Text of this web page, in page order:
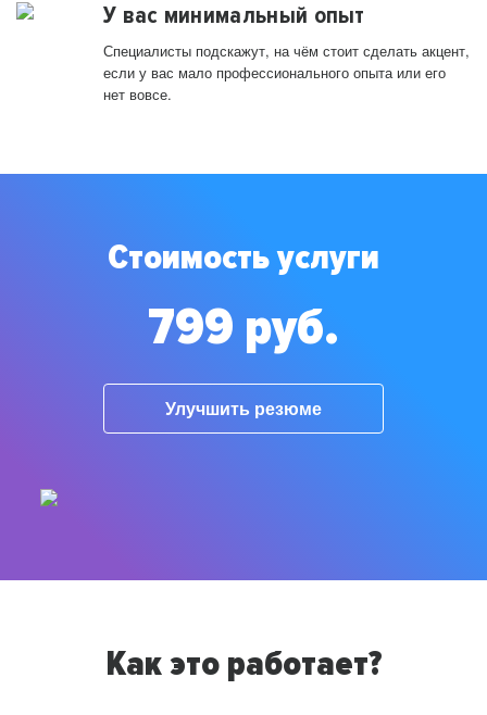
У вас минимальный опыт
Специалисты подскажут, на чём стоит сделать акцент,
если у вас мало профессионального опыта или его
нет вовсе.
Стоимость услуги
799 руб.
Улучшить резюме
Как это работает?